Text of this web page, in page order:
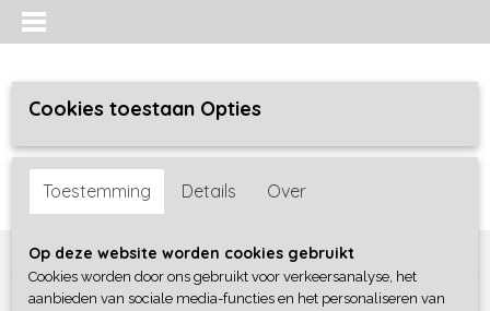
Inloggen Registreren
Home >Meisjes baby>shirts / tunieken>Dirkje
Cookies toestaan Opties
Toestemming Details Over
Op deze website worden cookies gebruikt
Cookies worden door ons gebruikt voor verkeersanalyse, het
aanbieden van sociale media-functies en het personaliseren van